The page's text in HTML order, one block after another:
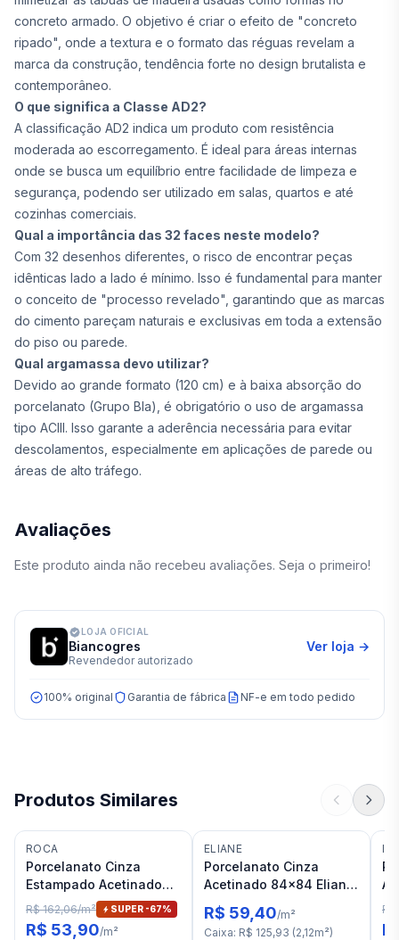
concreto armado. O objetivo é criar o efeito de "concreto
ripado", onde a textura e o formato das réguas revelam a
marca da construção, tendência forte no design brutalista e
contemporâneo.
O que significa a Classe AD2?
A classificação AD2 indica um produto com resistência
moderada ao escorregamento. É ideal para áreas internas
onde se busca um equilíbrio entre facilidade de limpeza e
segurança, podendo ser utilizado em salas, quartos e até
cozinhas comerciais.
Qual a importância das 32 faces neste modelo?
Com 32 desenhos diferentes, o risco de encontrar peças
idênticas lado a lado é mínimo. Isso é fundamental para manter
o conceito de "processo revelado", garantindo que as marcas
do cimento pareçam naturais e exclusivas em toda a extensão
do piso ou parede.
Qual argamassa devo utilizar?
Devido ao grande formato (120 cm) e à baixa absorção do
porcelanato (Grupo BIa), é obrigatório o uso de argamassa
tipo ACIII. Isso garante a aderência necessária para evitar
descolamentos, especialmente em aplicações de parede ou
áreas de alto tráfego.
Avaliações
Este produto ainda não recebeu avaliações. Seja o primeiro!
LOJA OFICIAL
Biancogres
Revendedor autorizado
Ver loja →
100% original Garantia de fábrica NF-e em todo pedido
Produtos Similares
ROCA
Porcelanato Cinza
Estampado Acetinado
90x90 Roca Cubit Path
RET "A"
R$ 162,06/m² SUPER -67%
R$ 53,90/m²
ELIANE
Porcelanato Cinza
Acetinado 84x84 Eliane
Metropol Portland RET
"C"
R$ 59,40/m²
Caixa: R$ 125,93 (2,12m²)
R$